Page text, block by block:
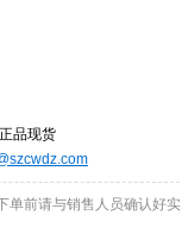
品现货
单前请与销售人员确认好实